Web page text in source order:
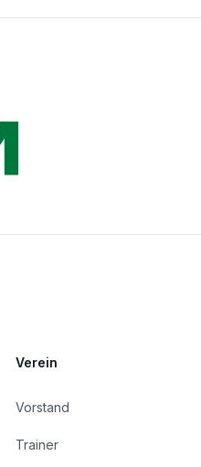
Verein
Vorstand
Trainer